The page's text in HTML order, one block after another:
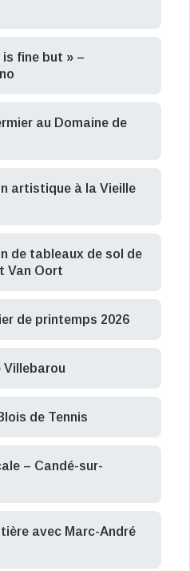
is fine but » –
au Domaine de
artistique à la Vieille
de tableaux de sol de
Van Oort
de printemps 2026
Villebarou
de Tennis
– Candé-sur-
avec Marc-André